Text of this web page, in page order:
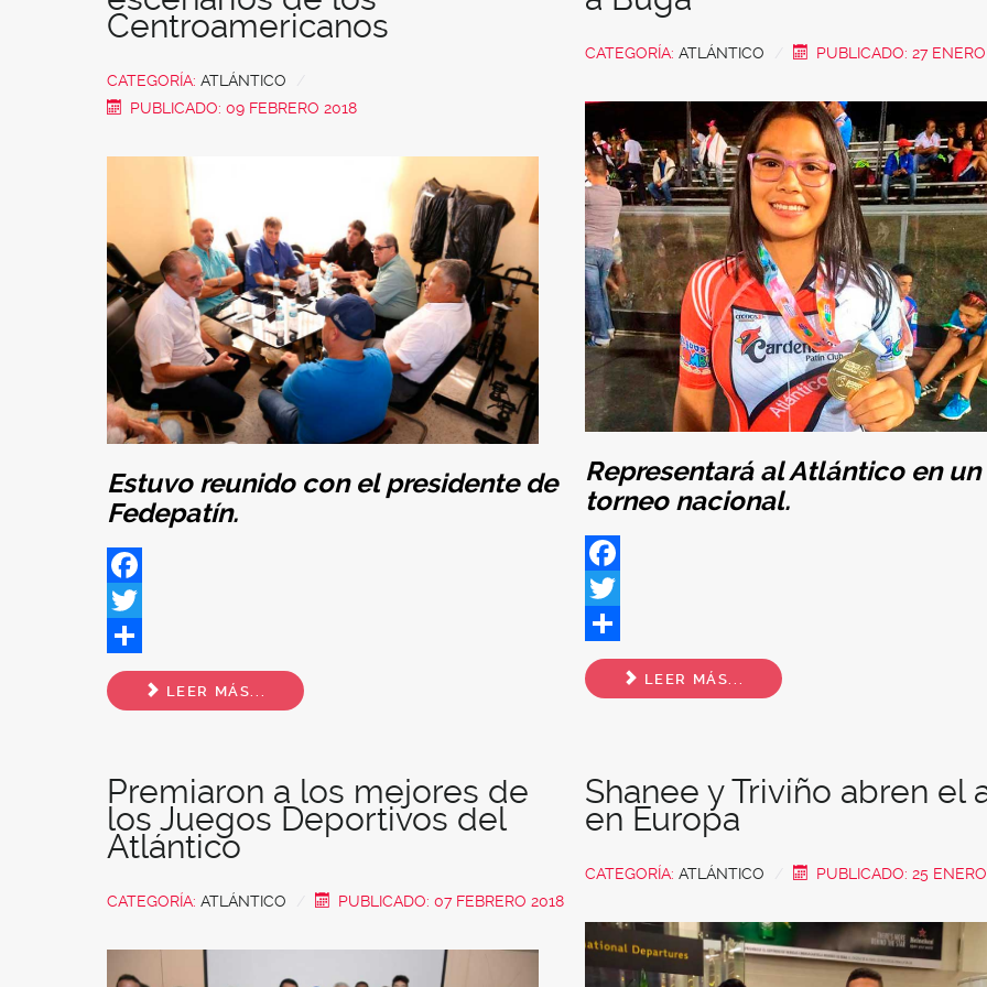
Centroamericanos
CATEGORÍA: ATLÁNTICO
PUBLICADO: 09 FEBRERO 2018
Estuvo reunido con el presidente de
Fedepatín.
Facebook
Twitter
Share
LEER MÁS...
CATEGORÍA:ATLÁNTICO PUBLICADO: 27
Representará al Atlántico en un
torneo nacional.
Facebook
Twitter
Share
LEER MÁS...
Premiaron a los mejores de
los Juegos Deportivos del
Atlántico
CATEGORÍA: ATLÁNTICO PUBLICADO: 07 FEBRERO 2018
Shanee y Triviño abren el
en Europa
CATEGORÍA:ATLÁNTICO PUBLICADO: 25